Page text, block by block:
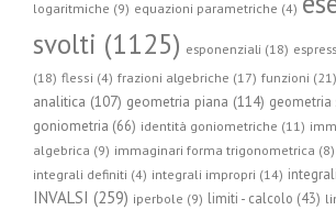
logaritmiche (9) equazioni parametriche (4)
svolti (1125) esponenziali (18)
(18) flessi (4) frazioni algebriche (17) funzioni (21)
analitica (107) geometria piana (114) geometria
goniometria (66) identità goniometriche (11)
algebrica (9) immaginari forma trigonometrica (8)
integrali definiti (4) integrali impropri (14)
INVALSI (259) iperbole (9) limiti - calcolo (43)